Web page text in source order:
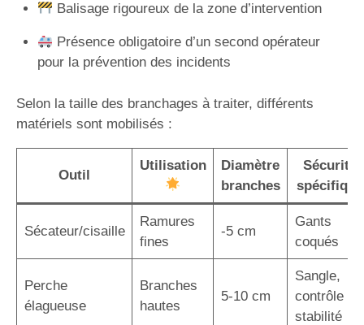
Balisage rigoureux de la zone d’intervention
Présence obligatoire d’un second opérateur
pour la prévention des incidents
Selon la taille des branchages à traiter, différents
matériels sont mobilisés :
Outil
Utilisation
Diamètre
branches
Sécurité
spécifique
Sécateur/cisaille
Ramures
fines
-5 cm
Gants
coqués
Perche
élagueuse
Branches
hautes
5-10 cm
Sangle,
contrôle
stabilité